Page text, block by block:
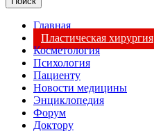
Главная
Пластическая хирургия
Косметология
Психология
Пациенту
Новости медицины
Энциклопедия
Форум
Доктору